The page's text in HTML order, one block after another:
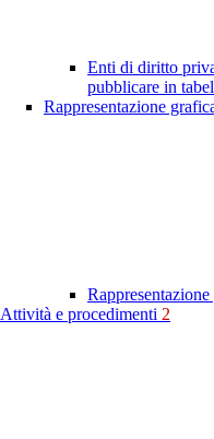
Enti di diritto
pubblicare in
Rappresentazione
Attività e procedimenti 2